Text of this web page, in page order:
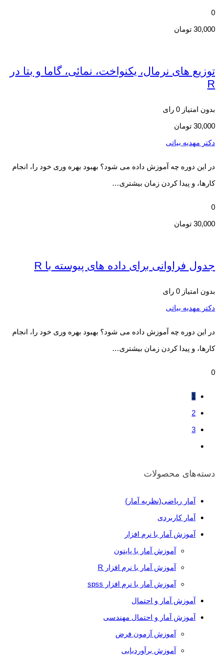
0
30,000 تومان
توزیع های نرمال، یکنواخت، نمائی، گاما و بتا در
R
بدون امتیاز 0 رای
30,000 تومان
دکتر مهدیه بیاتی
در این دوره چه آموزش داده می شود؟ بهبود بهره وری خود را، انجام
کارها، و پیدا کردن زمان بیشتری…
0
30,000 تومان
جدول فراوانی برای داده های پیوسته با R
بدون امتیاز 0 رای
دکتر مهدیه بیاتی
در این دوره چه آموزش داده می شود؟ بهبود بهره وری خود را، انجام
کارها، و پیدا کردن زمان بیشتری…
0
1
2
3
دسته‌های محصولات
آمار ریاضی(نظریه آمار)
آمار کاربردی
آموزش آمار با نرم افزار
آموزش آمار با پایتون
آموزش آمار با نرم افزار R
آموزش آمار با نرم افزار spss
آموزش آمار و احتمال
آموزش آمار و احتمال مهندسی
آموزش آزمون فرض
آموزش برآوردیابی